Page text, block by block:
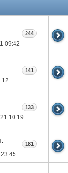
09:42
244
141
10:19
133
23:45
181